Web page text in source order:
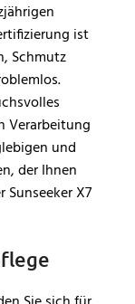
ist
Schmutz
Verarbeitung
und
der Ihnen
X7